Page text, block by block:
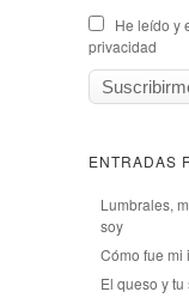
He leído y
privacidad
ENTRADAS
Lumbrales,
soy
Cómo fue mi
El queso y